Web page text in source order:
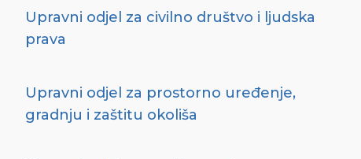
Upravni odjel za civilno društvo i ljudska
prava
Upravni odjel za prostorno uređenje,
gradnju i zaštitu okoliša